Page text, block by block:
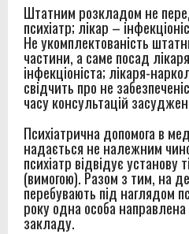
Штатним розкладом не
психіатр; лікар –
Не укомплектованість
частини, а саме посад
інфекціоніста; лікаря-
свідчить про не
часу консультацій
Психіатрична допомога в
надається не належним
психіатр відвідує установу
(вимогою). Разом з тим, на
перебувають під наглядом
року одна особанаправлена
закладу.